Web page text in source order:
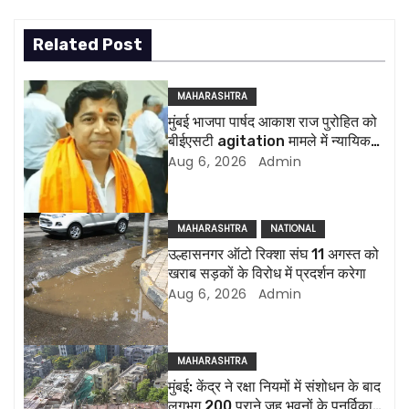
t
n
a
v
i
g
a
t
i
o
Related Post
MAHARASHTRA
मुंबई भाजपा पार्षद आकाश राज पुरोहित को
बीईएसटी agitation मामले में न्यायिक
हिरासत में भेजा गया
Aug 6, 2026 Admin
MAHARASHTRA NATIONAL
उल्हासनगर ऑटो रिक्शा संघ 11 अगस्त को
खराब सड़कों के विरोध में प्रदर्शन करेगा
Aug 6, 2026 Admin
MAHARASHTRA
मुंबई: केंद्र ने रक्षा नियमों में संशोधन के बाद